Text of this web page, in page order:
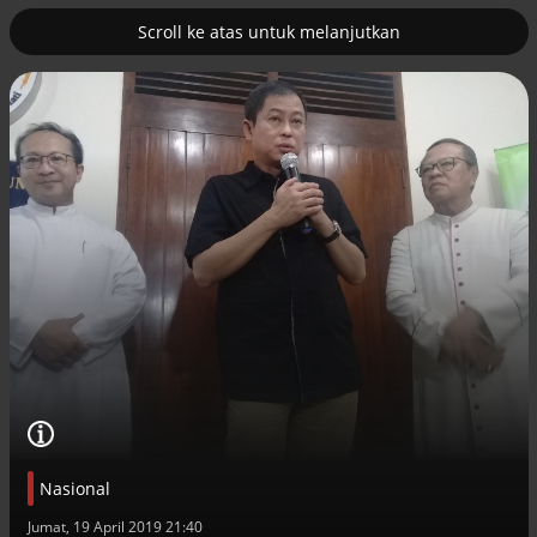
Scroll ke atas untuk melanjutkan
Nasional
Jumat, 19 April 2019 21:40
nuklir 2
Pemulihan ekonomi Aceh terus
diakselerasi